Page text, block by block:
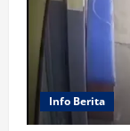
Info Berita